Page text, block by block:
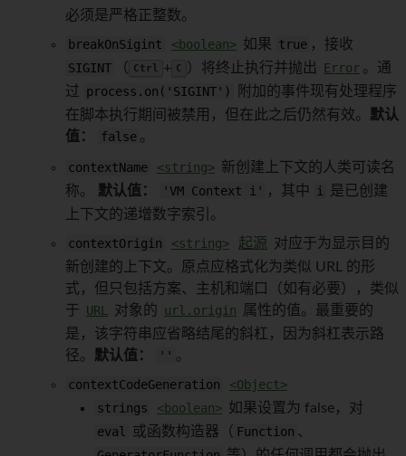
必须是严格正整数。
breakOnSigint
<boolean> 如果 true ，接收
SIGINT
（ Ctrl + C ）将终止执行并抛出 Error 。通
过 process.on('SIGINT')
附加的事件现有处理程序
在脚本执行期间被禁用，但在此之后仍然有效。 默认
值：
false 。
contextName <string> 新创建上下文的人类可读名
称。 默认值： 'VM Context i' ，其中 i
是已创建
上下文的递增数字索引。
contextOrigin
<string> 起源 对应于为显示目的
新创建的上下文。原点应格式化为类似 URL 的形
式，但只包括方案、主机和端口（如有必要），类似
于 URL 对象的 url.origin
属性的值。最重要的
是，该字符串应省略结尾的斜杠，因为斜杠表示路
径。 默认值： '' 。
contextCodeGeneration
<Object>
strings
<boolean> 如果设置为 false，对
eval
或函数构造器（ Function 、